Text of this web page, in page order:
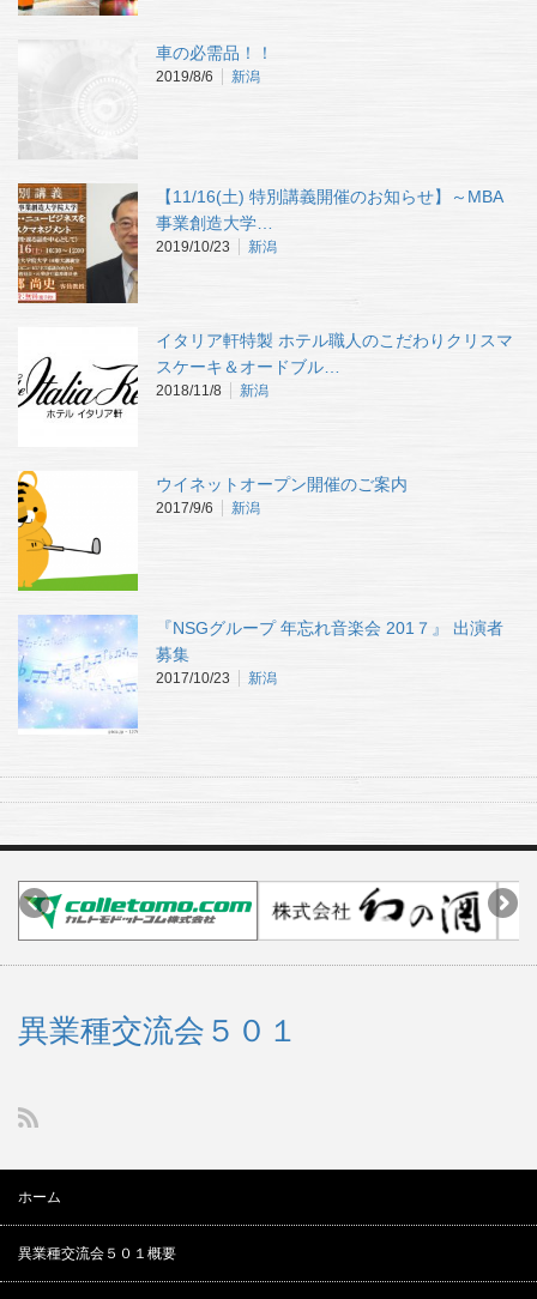
車の必需品！！
2019/8/6 新潟
【11/16(土) 特別講義開催のお知らせ】～MBA
事業創造大学…
2019/10/23 新潟
イタリア軒特製 ホテル職人のこだわりクリスマ
スケーキ＆オードブル…
2018/11/8 新潟
ウイネットオープン開催のご案内
2017/9/6 新潟
『NSGグループ 年忘れ音楽会 201７』 出演者
募集
2017/10/23 新潟
異業種交流会５０１
ホーム
異業種交流会５０１概要